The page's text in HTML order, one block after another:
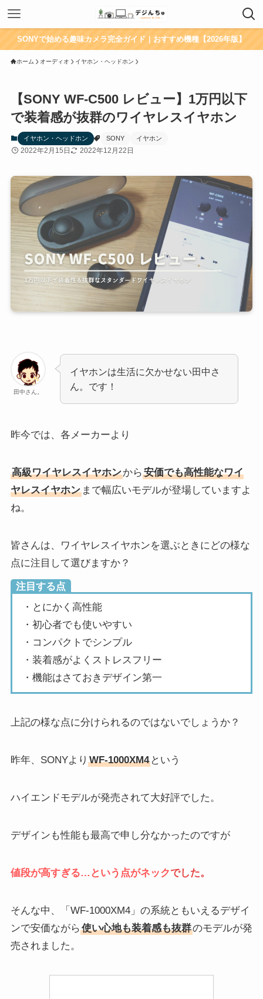
SONYで始める趣味カメラ完全ガイド｜おすすめ機種【2026年版】
ホーム オーディオ イヤホン・ヘッドホン
【SONY WF-C500 レビュー】1万円以下
で装着感が抜群のワイヤレスイヤホン
イヤホン・ヘッドホン SONY イヤホン
2022年2月15日 2022年12月22日
田中さん。
イヤホンは生活に欠かせない田中さ
ん。です！
昨今では、各メーカーより
高級ワイヤレスイヤホンから 安価でも高性能なワイ
ヤレスイヤホンまで幅広いモデルが登場していますよ
ね。
皆さんは、ワイヤレスイヤホンを選ぶときにどの様な
点に注目して選びますか？
注目する点
・とにかく高性能
・初心者でも使いやすい
・コンパクトでシンプル
・装着感がよくストレスフリー
・機能はさておきデザイン第一
上記の様な点に分けられるのではないでしょうか？
昨年、SONYより WF-1000XM4という
ハイエンドモデルが発売されて大好評でした。
デザインも性能も最高で申し分なかったのですが
値段が高すぎる…という点がネックでした。
そんな中、「WF-1000XM4」の系統ともいえるデザイ
ンで安価ながら 使い心地も装着感も抜群のモデルが発
売されました。